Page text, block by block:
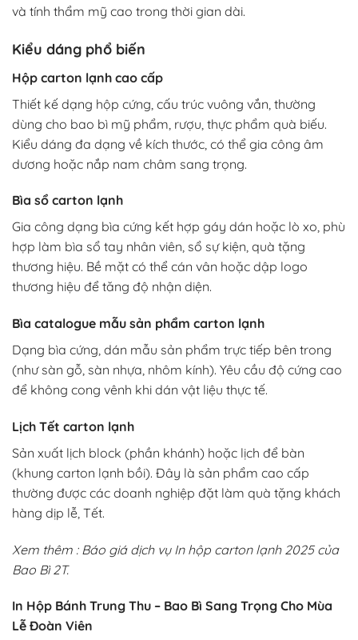
và tính thẩm mỹ cao trong thời gian dài.
Kiểu dáng phổ biến
Hộp carton lạnh cao cấp
Thiết kế dạng hộp cứng, cấu trúc vuông vắn, thường
dùng cho bao bì mỹ phẩm, rượu, thực phẩm quà biếu.
Kiểu dáng đa dạng về kích thước, có thể gia công âm
dương hoặc nắp nam châm sang trọng.
Bìa sổ carton lạnh
Gia công dạng bìa cứng kết hợp gáy dán hoặc lò xo, phù
hợp làm bìa sổ tay nhân viên, sổ sự kiện, quà tặng
thương hiệu. Bề mặt có thể cán vân hoặc dập logo
thương hiệu để tăng độ nhận diện.
Bìa catalogue mẫu sản phẩm carton lạnh
Dạng bìa cứng, dán mẫu sản phẩm trực tiếp bên trong
(như sàn gỗ, sàn nhựa, nhôm kính). Yêu cầu độ cứng cao
để không cong vênh khi dán vật liệu thực tế.
Lịch Tết carton lạnh
Sản xuất lịch block (phần khánh) hoặc lịch để bàn
(khung carton lạnh bồi). Đây là sản phẩm cao cấp
thường được các doanh nghiệp đặt làm quà tặng khách
hàng dịp lễ, Tết.
Xem thêm : Báo giá dịch vụ In hộp carton lạnh 2025 của
Bao Bì 2T.
In Hộp Bánh Trung Thu – Bao Bì Sang Trọng Cho Mùa
Lễ Đoàn Viên